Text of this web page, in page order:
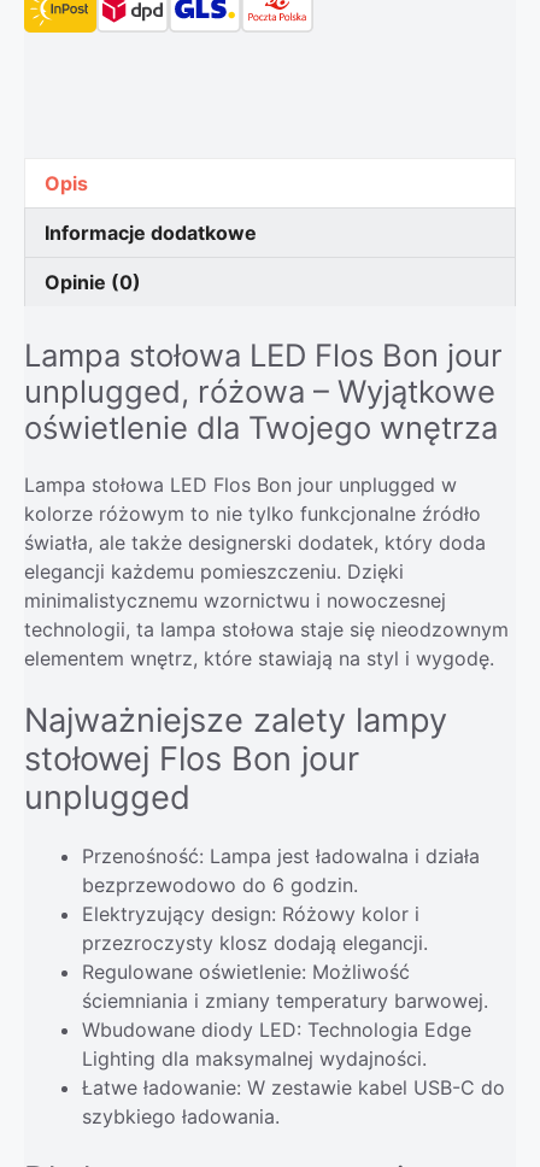
Opis
Informacje dodatkowe
Opinie (0)
Lampa stołowa LED Flos Bon jour
unplugged, różowa – Wyjątkowe
oświetlenie dla Twojego wnętrza
Lampa stołowa LED Flos Bon jour unplugged w
kolorze różowym to nie tylko funkcjonalne źródło
światła, ale także designerski dodatek, który doda
elegancji każdemu pomieszczeniu. Dzięki
minimalistycznemu wzornictwu i nowoczesnej
technologii, ta lampa stołowa staje się nieodzownym
elementem wnętrz, które stawiają na styl i wygodę.
Najważniejsze zalety lampy
stołowej Flos Bon jour
unplugged
Przenośność: Lampa jest ładowalna i działa
bezprzewodowo do 6 godzin.
Elektryzujący design: Różowy kolor i
przezroczysty klosz dodają elegancji.
Regulowane oświetlenie: Możliwość
ściemniania i zmiany temperatury barwowej.
Wbudowane diody LED: Technologia Edge
Lighting dla maksymalnej wydajności.
Łatwe ładowanie: W zestawie kabel USB-C do
szybkiego ładowania.